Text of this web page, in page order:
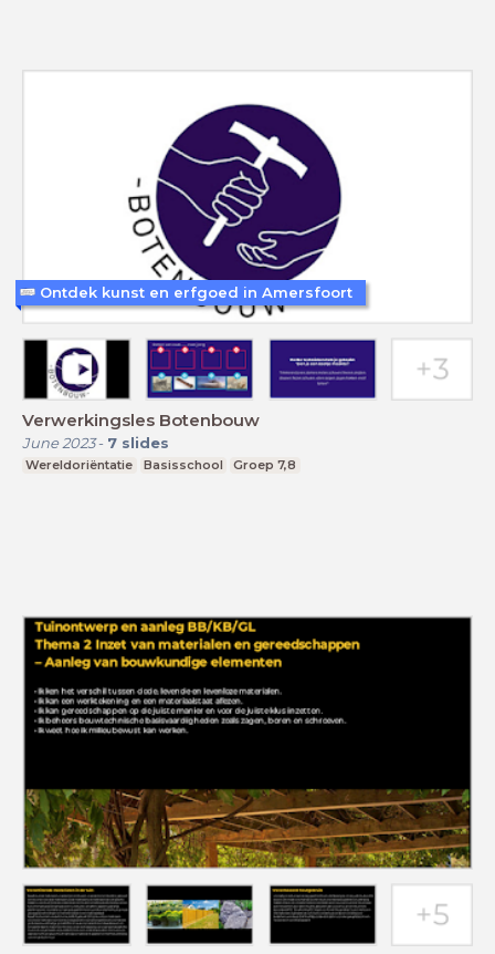
Verwerkingsles Botenbouw
June 2023- 7 slides
Wereldoriëntatie Basisschool Groep 7,8
Ontdek kunst en erfgoed in Amersfoort